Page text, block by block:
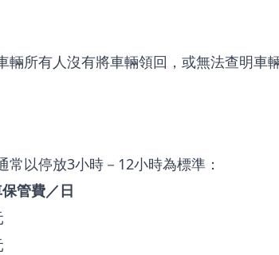
所有人沒有將車輛領回，或無法查明車
以停放3小時－12小時為標準：
管費／日